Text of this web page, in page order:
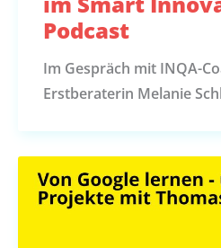
Podcast
Im Gespräch mit INQA-
Erstberaterin Melanie